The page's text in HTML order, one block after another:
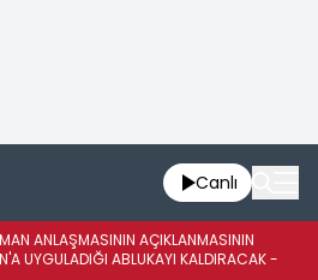
Canlı
ANLAŞMASININ AÇIKLANMASININ
UYGULADIĞI ABLUKAYI KALDIRACAK -